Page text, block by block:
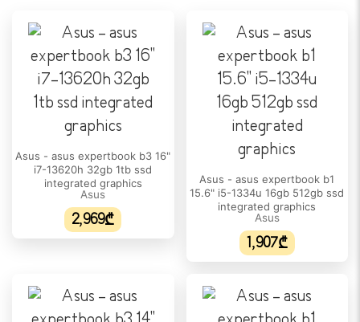
ეკრანის ტიპი:
OLED
გარჩევადობა:
1920 x 1200
60 Hz
სიკაშკაშე:
300 nits
ეკრანის ფორმატი:
DCI-P3 ფერთა დიაპაზონი:
95%
Asus - asus expertbook b3 16"
i7-13620h 32gb 1tb ssd
integrated graphics
Asus
2,969₾
Asus - asus expertbook b1
15.6" i5-1334u 16gb 512gb ssd
integrated graphics
Asus
1,907₾